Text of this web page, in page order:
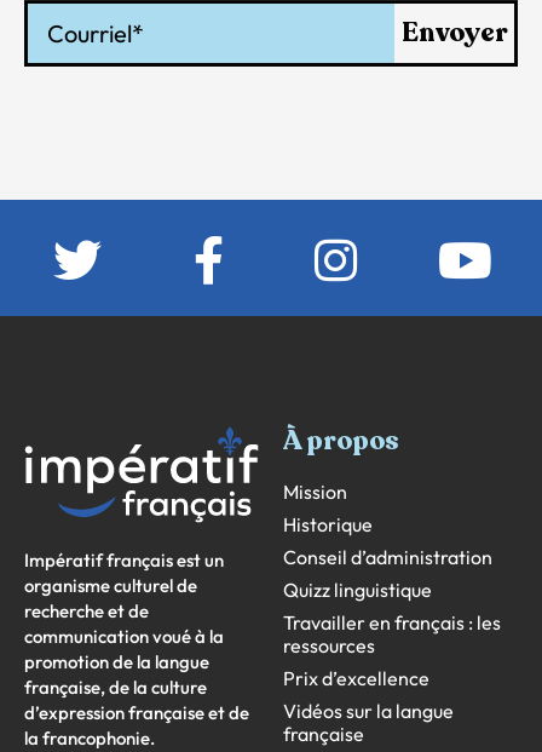
Envoyer
Impératif français est un
organisme culturel de
recherche et de
communication voué à la
promotion de la langue
française, de la culture
d’expression française et de
la francophonie.
À propos
Mission
Historique
Conseil d’administration
Quizz linguistique
Travailler en français : les
ressources
Prix d’excellence
Vidéos sur la langue
française